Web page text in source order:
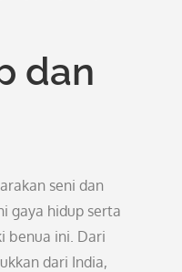
dan
seni dan
gaya hidup serta
benua ini. Dari
dari India,